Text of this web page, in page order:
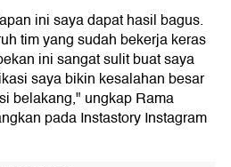
ini saya dapat hasil bagus.
tim yang sudah bekerja keras
ini sangat sulit buat saya
saya bikin kesalahan besar
belakang," ungkap Rama
pada Instastory Instagram